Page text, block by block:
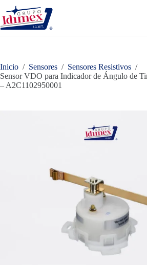
Saltar
contenido
Inicio / Sensores / Sensores Resistivos /
Sensor VDO para Indicador de Ángulo de
– A2C1102950001